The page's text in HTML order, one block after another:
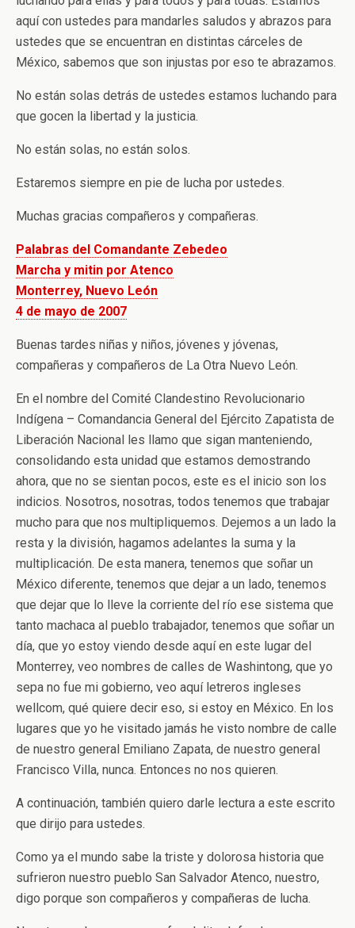
aquí con ustedes para mandarles saludos y abrazos para
ustedes que se encuentran en distintas cárceles de
México, sabemos que son injustas por eso te abrazamos.
No están solas detrás de ustedes estamos luchando para
que gocen la libertad y la justicia.
No están solas, no están solos.
Estaremos siempre en pie de lucha por ustedes.
Muchas gracias compañeros y compañeras.
Palabras del Comandante Zebedeo
Marcha y mitin por Atenco
Monterrey, Nuevo León
4 de mayo de 2007
Buenas tardes niñas y niños, jóvenes y jóvenas,
compañeras y compañeros de La Otra Nuevo León.
En el nombre del Comité Clandestino Revolucionario
Indígena – Comandancia General del Ejército Zapatista de
Liberación Nacional les llamo que sigan manteniendo,
consolidando esta unidad que estamos demostrando
ahora, que no se sientan pocos, este es el inicio son los
indicios. Nosotros, nosotras, todos tenemos que trabajar
mucho para que nos multipliquemos. Dejemos a un lado la
resta y la división, hagamos adelantes la suma y la
multiplicación. De esta manera, tenemos que soñar un
México diferente, tenemos que dejar a un lado, tenemos
que dejar que lo lleve la corriente del río ese sistema que
tanto machaca al pueblo trabajador, tenemos que soñar un
día, que yo estoy viendo desde aquí en este lugar del
Monterrey, veo nombres de calles de Washintong, que yo
sepa no fue mi gobierno, veo aquí letreros ingleses
wellcom, qué quiere decir eso, si estoy en México. En los
lugares que yo he visitado jamás he visto nombre de calle
de nuestro general Emiliano Zapata, de nuestro general
Francisco Villa, nunca. Entonces no nos quieren.
A continuación, también quiero darle lectura a este escrito
que dirijo para ustedes.
Como ya el mundo sabe la triste y dolorosa historia que
sufrieron nuestro pueblo San Salvador Atenco, nuestro,
digo porque son compañeros y compañeras de lucha.